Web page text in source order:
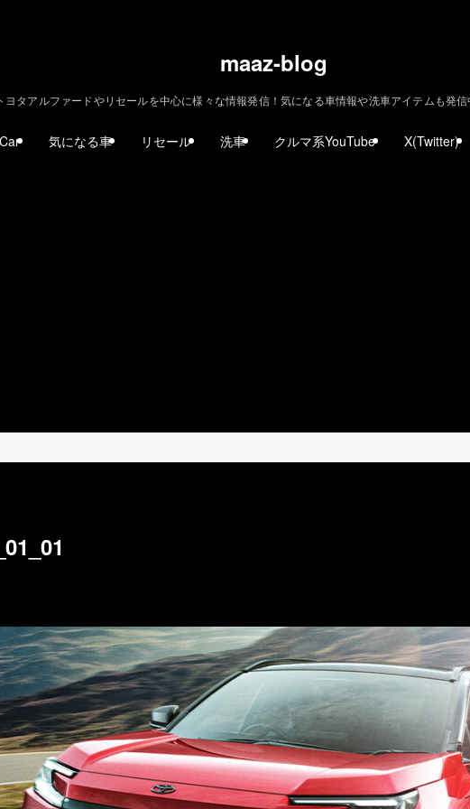
maaz-blog
ヨタアルファードやリセールを中心に様々な情報発信！気になる車情報や洗車アイテムも発
気になる車 リセール 洗車 クルマ系YouTube X(Twitter)